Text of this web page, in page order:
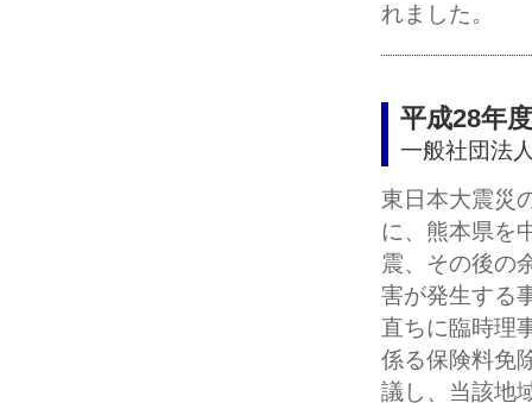
れました。
平成28年
一般社団法
東日本大震災
に、熊本県を
震、その後の
害が発生する
直ちに臨時理
係る保険料免
議し、当該地